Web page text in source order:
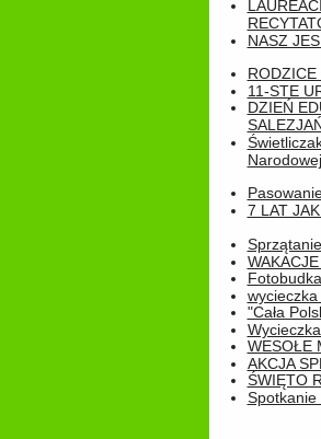
NASZ
RODZICE
11-STE
DZIEŃ
Narodowej
7 LAT
Fotobudka
"Cała
WESOŁE
AKCJA
ŚWIĘTO
Spotkanie